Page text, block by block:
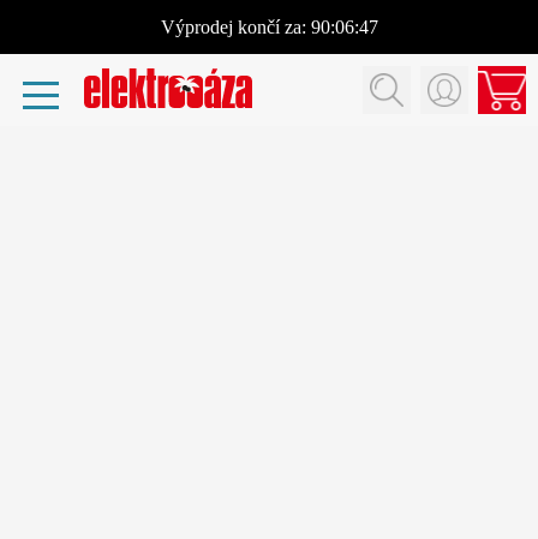
Výprodej končí za: 90:06:47